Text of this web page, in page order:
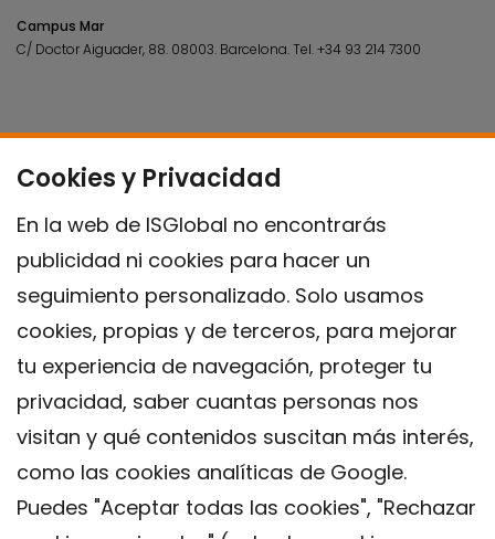
Cookies y Privacidad
En la web de ISGlobal no encontrarás
publicidad ni cookies para hacer un
seguimiento personalizado. Solo usamos
cookies, propias y de terceros, para mejorar
tu experiencia de navegación, proteger tu
privacidad, saber cuantas personas nos
visitan y qué contenidos suscitan más interés,
como las cookies analíticas de Google.
Puedes "Aceptar todas las cookies", "Rechazar
Campus Mar
C/ Doctor Aiguader, 88. 08003. Barcelona.Tel.+34 93 214 7300